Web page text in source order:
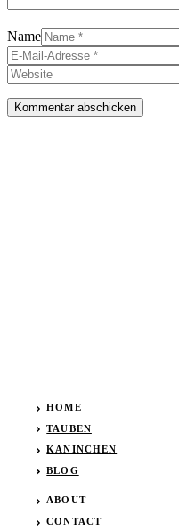
Name
HOME
TAUBEN
KANINCHEN
BLOG
ABOUT
CONTACT